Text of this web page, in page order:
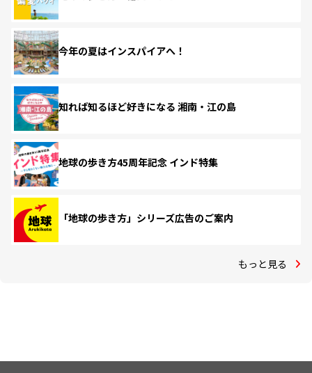
今年の夏はインスパイアへ！
知れば知るほど好きになる 湘南・江の島
地球の歩き方45周年記念 インド特集
「地球の歩き方」シリーズ広告のご案内
もっと見る